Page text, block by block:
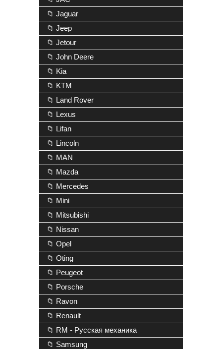
📁 Jaguar
📁 Jeep
📁 Jetour
📁 John Deere
📁 Kia
📁 KTM
📁 Land Rover
📁 Lexus
📁 Lifan
📁 Lincoln
📁 MAN
📁 Mazda
📁 Mercedes
📁 Mini
📁 Mitsubishi
📁 Nissan
📁 Opel
📁 Oting
📁 Peugeot
📁 Porsche
📁 Ravon
📁 Renault
📁 RM - Русская механика
📁 Samsung